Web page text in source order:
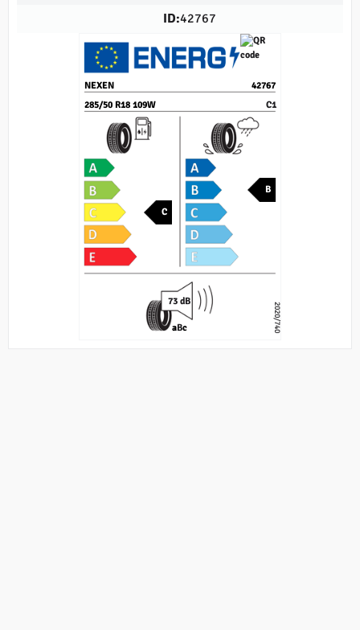
ID:42767
285/50 R18 109W
NEXEN 42767
C
B
73 dB
C1
2020/740
aBc